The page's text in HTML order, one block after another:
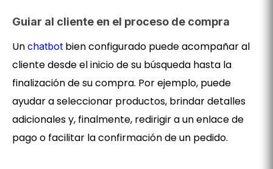
Guiar al cliente en el proceso de compra
Un chatbot bien configurado puede acompañar al
cliente desde el inicio de su búsqueda hasta la
finalización de su compra. Por ejemplo, puede
ayudar a seleccionar productos, brindar detalles
adicionales y, finalmente, redirigir a un enlace de
pago o facilitar la confirmación de un pedido.